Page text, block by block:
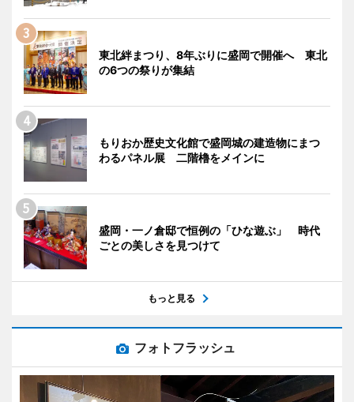
東北絆まつり、8年ぶりに盛岡で開催へ 東北
の6つの祭りが集結
もりおか歴史文化館で盛岡城の建造物にまつ
わるパネル展 二階櫓をメインに
盛岡・一ノ倉邸で恒例の「ひな遊ぶ」 時代
ごとの美しさを見つけて
もっと見る
フォトフラッシュ